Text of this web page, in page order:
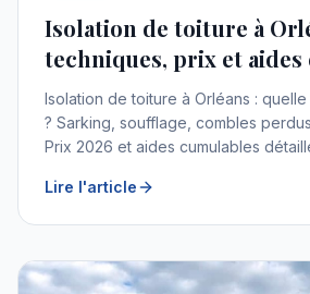
Isolation de toiture à
techniques, prix et aides
Isolation de toiture à Orléans :
? Sarking, soufflage, combles
Prix 2026 et aides cumulables
Lire l'article